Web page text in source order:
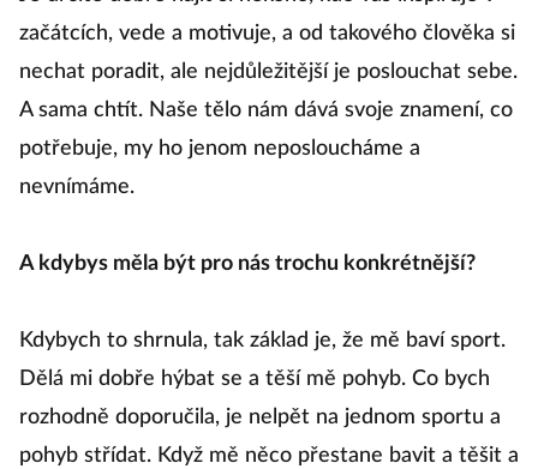
začátcích, vede a motivuje, a od takového člověka si
nechat poradit, ale nejdůležitější je poslouchat sebe.
A sama chtít. Naše tělo nám dává svoje znamení, co
potřebuje, my ho jenom neposloucháme a
nevnímáme.
A kdybys měla být pro nás trochu konkrétnější?
Kdybych to shrnula, tak základ je, že mě baví sport.
Dělá mi dobře hýbat se a těší mě pohyb. Co bych
rozhodně doporučila, je nelpět na jednom sportu a
pohyb střídat. Když mě něco přestane bavit a těšit a